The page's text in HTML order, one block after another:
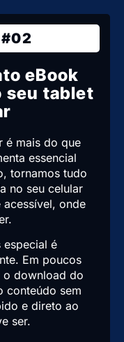
#02
eBook
seu tablet
é mais do que
essencial
tornamos tudo
no seu celular
onde
especial é
Em poucos
o download do
conteúdo sem
e direto ao
ser.